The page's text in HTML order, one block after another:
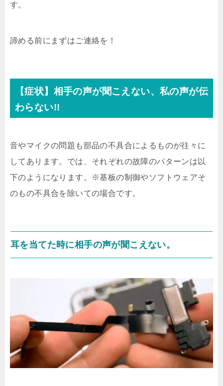
す。
諦める前にまずはご連絡を！
【症状】相手の声が聞こえない、私の声が伝
わらない!!
音やマイクの問題も部品の不具合によるものが往々に
してあります。では、それぞれの故障のパターンは以
下のようになります。※基板の制御やソフトウェアそ
のもの不具合を除いての場合です。
耳を当てた時に相手の声が聞こえない。